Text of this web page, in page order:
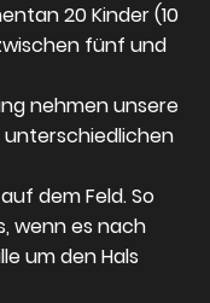
20 Kinder (10
fünf und
nehmen unsere
unterschiedlichen
dem Feld. So
wenn es nach
um den Hals